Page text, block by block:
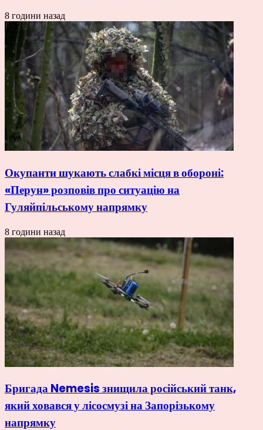
8 години назад
Окупанти шукають слабкі місця в обороні:
«Перун» розповів про ситуацію на
Гуляйпільському напрямку
8 години назад
Бригада Nemesis знищила російський танк,
який ховався у лісосмузі на Запорізькому
напрямку